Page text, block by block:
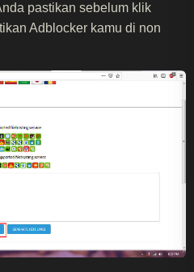
pastikan sebelum klik
Adblocker kamu di non